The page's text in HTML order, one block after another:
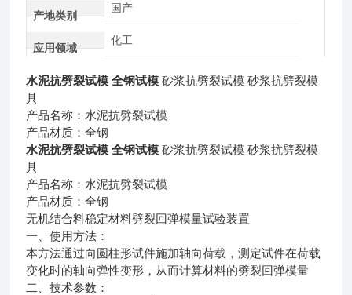
产地类别
国产
应用领域
化工
水泥抗劈裂试模 全钢试模 砂浆抗劈裂试模 砂浆抗劈裂模
具
产品名称：水泥抗劈裂试模
产品材质：全钢
水泥抗劈裂试模 全钢试模 砂浆抗劈裂试模 砂浆抗劈裂模
具
产品名称：水泥抗劈裂试模
产品材质：全钢
无机结合料稳定材料劈裂回弹模量试验装置
一、使用方法：
本方法通过向圆柱形试件施加轴向荷载，测定试件在荷载
变化时的轴向弹性变形，从而计算材料的劈裂回弹模量
二、技术参数：